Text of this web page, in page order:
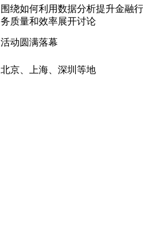
围绕如何利用数据分析提升金融
务质量和效率展开讨论
活动圆满落幕
北京、上海、深圳等地